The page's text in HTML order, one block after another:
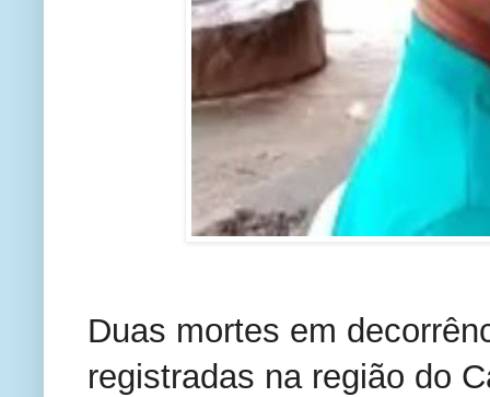
Duas mortes em
registradas na região do